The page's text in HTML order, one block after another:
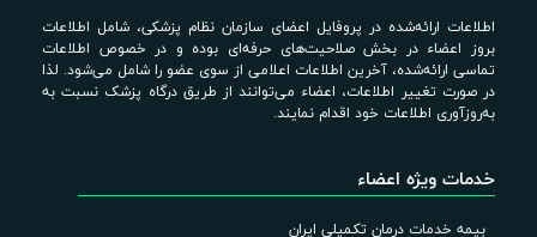
اطلاعات ارائه‌شده در پروفایل اعضای سازمان نظام پزشکی، شامل اطلاعات
بروز اعضاء در بخش صلاحیت‌های حرفه‌ای بوده و در خصوص اطلاعات
تماسی ارائه‌شده، آخرین اطلاعات اعلامی از سوی عضو را شامل می‌شود. لذا
در صورت تغییر اطلاعات، اعضاء می‌توانند از طریق درگاه پزشک نسبت به
به‌روزآوری اطلاعات خود اقدام نمایند.
خدمات ویژه اعضاء
بیمه خدمات درمان تکمیلی ایران